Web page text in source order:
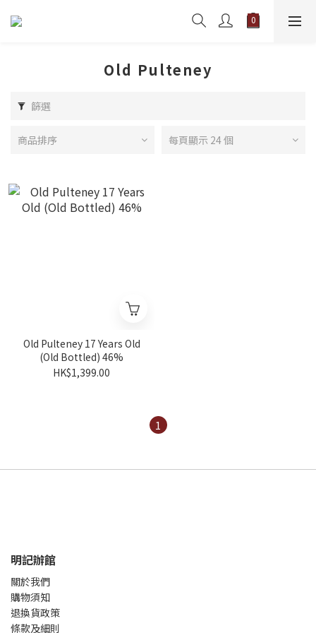
Old Pulteney
篩選
商品排序 每頁顯示 24 個
Old Pulteney 17 Years Old
(Old Bottled) 46%
HK$1,399.00
1
明記辦館
關於我們
購物須知
退換貨政策
條款及細則